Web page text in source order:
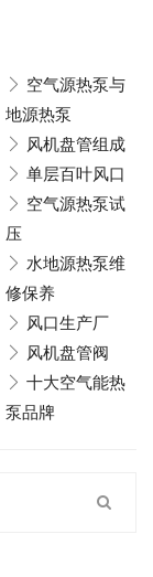
空气源热泵与
地源热泵
风机盘管组成
单层百叶风口
空气源热泵试
压
水地源热泵维
修保养
风口生产厂
风机盘管阀
十大空气能热
泵品牌